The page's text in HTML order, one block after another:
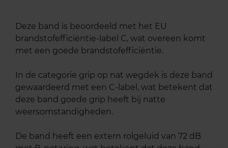
Deze band is beoordeeld met het EU
brandstofefficiëntie-label C, wat overeen komt
met een goede brandstofefficiëntie.
In de categorie grip op nat wegdek is deze band
gewaardeerd met een C-label, wat betekent dat
deze band goede grip heeft bij natte
weersomstandigheden.
De band heeft een extern rolgeluid van 72 dB